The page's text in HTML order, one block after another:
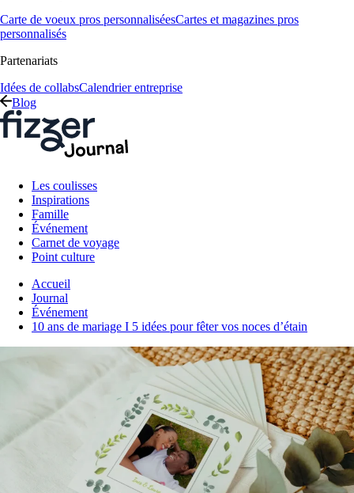
Carte de voeux pros personnaliséesCartes et magazines pros
personnalisés
Partenariats
Idées de collabsCalendrier entreprise
Blog
Les coulisses
Inspirations
Famille
Événement
Carnet de voyage
Point culture
Accueil
Journal
Événement
10 ans de mariage I 5 idées pour fêter vos noces d’étain